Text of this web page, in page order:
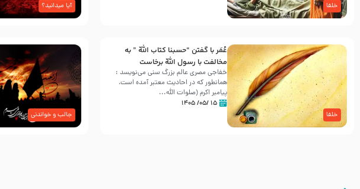
خلفا آیا میدانید؟
خلفا
عُمَر با گفتن “حسبنا كتاب اللّه ” به
مخالفت با رسول اللّه برخاست
خفاجی مصری عالم بزرگ سنی می‌نویسد :
همانطور که در احادیث معتبر آمده است،
پیامبر اکرم (صلوات اللّه...
۱۵ /۰۵/ ۱۴۰۵
جالب و خواندنی